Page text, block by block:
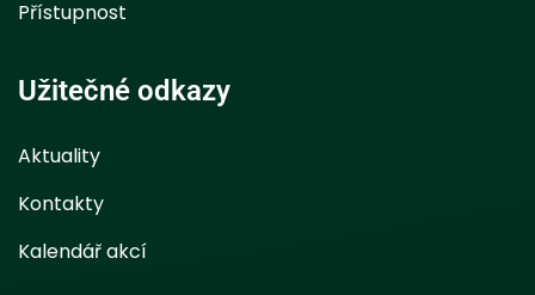
Přístupnost
Užitečné odkazy
Aktuality
Kontakty
Kalendář akcí